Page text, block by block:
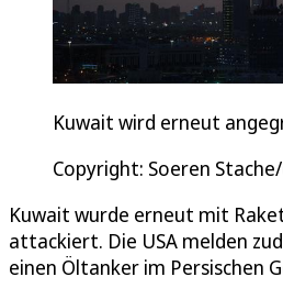
Kuwait wird erneut
Copyright: Soeren
Kuwait wurde erneut mit
attackiert. Die USA melden
einen Öltanker im Persischen